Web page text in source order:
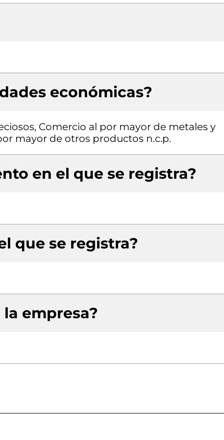
económicas?
Comercio al por mayor de metales y
mayor de otros productos n.c.p.
en el que se registra?
que se registra?
empresa?